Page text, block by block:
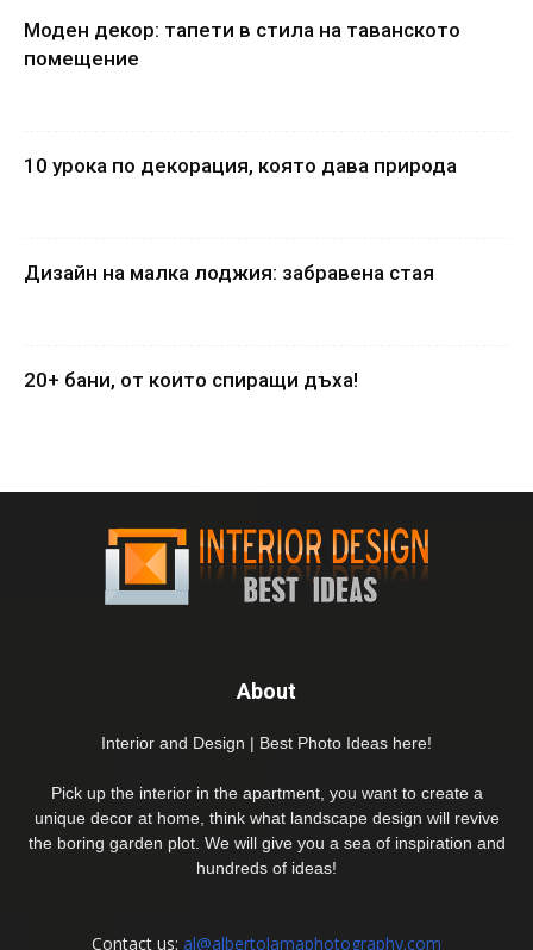
Моден декор: тапети в стила на таванското
помещение
10 урока по декорация, която дава природа
Дизайн на малка лоджия: забравена стая
20+ бани, от които спиращи дъха!
About
Interior and Design | Best Photo Ideas here!
Pick up the interior in the apartment, you want to create a
unique decor at home, think what landscape design will revive
the boring garden plot. We will give you a sea of inspiration and
hundreds of ideas!
Contact us: al@albertolamaphotography.com